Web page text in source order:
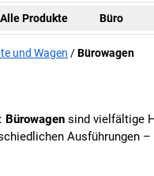
Alle Produkte Büro
und Wagen Bürowagen
Bürowagen sind vielfältige
Ausführungen